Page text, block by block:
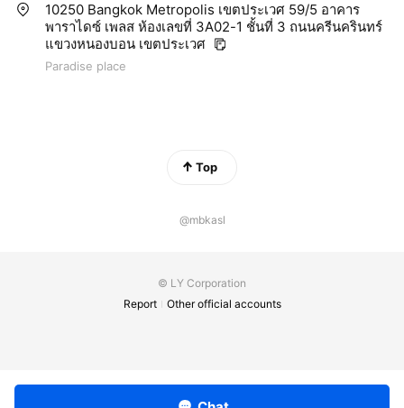
10250 Bangkok Metropolis เขตประเวศ 59/5 อาคาร
พาราไดซ์ เพลส ห้องเลขที่ 3A02-1 ชั้นที่ 3 ถนนครีนครินทร์
แขวงหนองบอน เขตประเวศ
Paradise place
Top
@mbkasl
© LY Corporation
Report
Other official accounts